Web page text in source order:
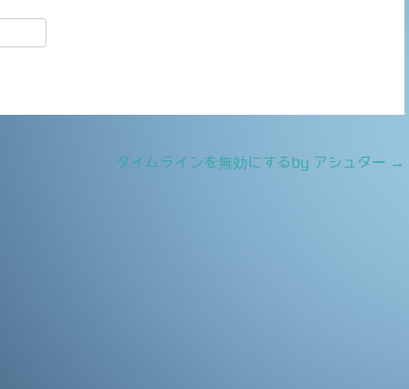
タイムラインを無効にするby アシュター →